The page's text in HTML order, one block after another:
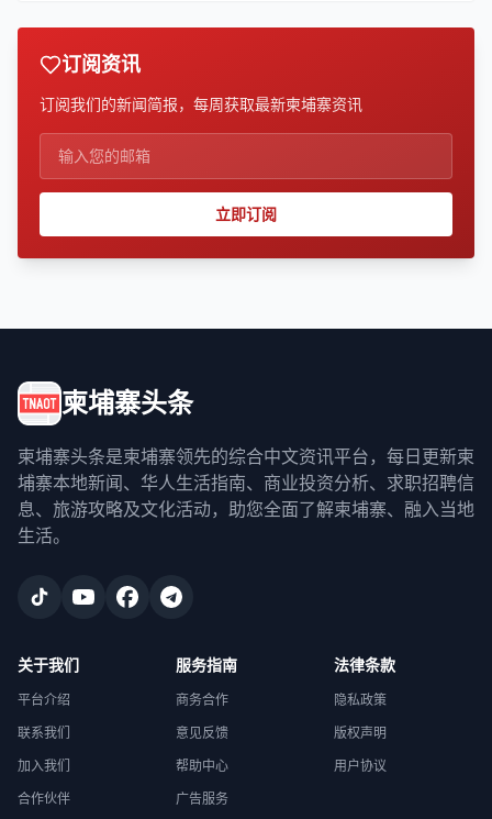
订阅资讯
订阅我们的新闻简报，每周获取最新柬埔寨资讯
立即订阅
柬埔寨头条
柬埔寨头条是柬埔寨领先的综合中文资讯平台，每日更新柬
埔寨本地新闻、华人生活指南、商业投资分析、求职招聘信
息、旅游攻略及文化活动，助您全面了解柬埔寨、融入当地
生活。
关于我们
平台介绍
联系我们
加入我们
合作伙伴
服务指南
商务合作
意见反馈
帮助中心
广告服务
法律条款
隐私政策
版权声明
用户协议